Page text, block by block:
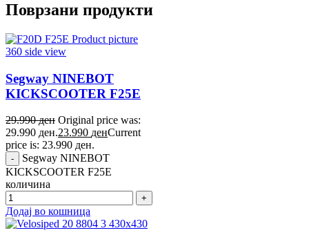
Поврзани продукти
Segway NINEBOT
KICKSCOOTER F25E
29.990ден Original price was:
29.990 ден.23.990 денCurrent
price is: 23.990 ден.
Segway NINEBOT
KICKSCOOTER F25E
количина
Додај во кошница